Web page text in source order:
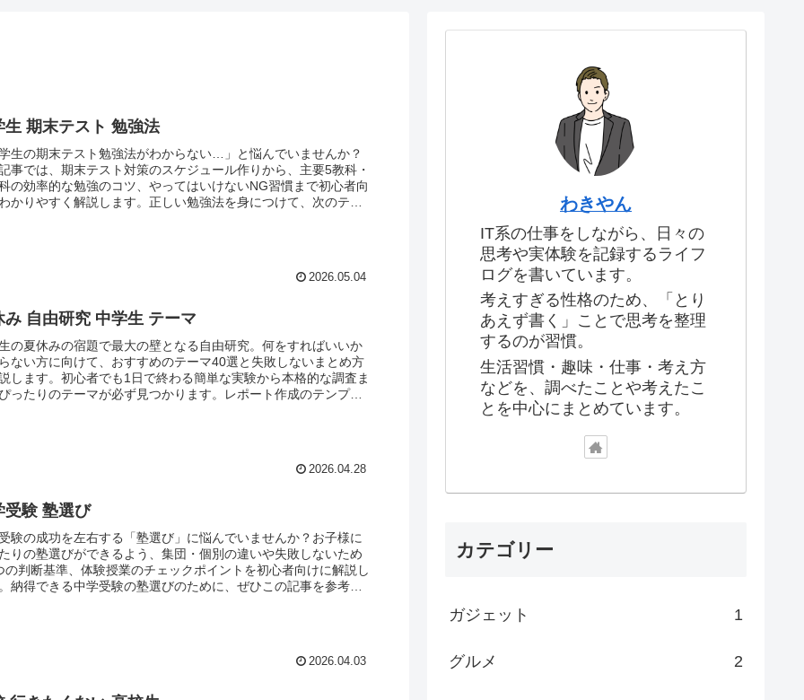
生 期末テスト 勉強法
学生の期末テスト勉強法がわからない…」と悩んでいませんか？
事では、期末テスト対策のスケジュール作りから、主要5教科・
の効率的な勉強のコツ、やってはいけないNG習慣まで初心者向
かりやすく解説します。正しい勉強法を身につけて、次のテス
2026.05.04
み 自由研究 中学生 テーマ
の夏休みの宿題で最大の壁となる自由研究。何をすればいいか
ない方に向けて、おすすめのテーマ40選と失敗しないまとめ方
します。初心者でも1日で終わる簡単な実験から本格的な調査ま
ったりのテーマが必ず見つかります。レポート作成のテンプレ
2026.04.28
受験 塾選び
験の成功を左右する「塾選び」に悩んでいませんか？お子様に
りの塾選びができるよう、集団・個別の違いや失敗しないため
の判断基準、体験授業のチェックポイントを初心者向けに解説し
納得できる中学受験の塾選びのために、ぜひこの記事を参考に
2026.04.03
わきやん
IT系の仕事をしながら、日々の
思考や実体験を記録するライフ
ログを書いています。
考えすぎる性格のため、「とり
あえず書く」ことで思考を整理
するのが習慣。
生活習慣・趣味・仕事・考え方
などを、調べたことや考えたこ
とを中心にまとめています。
カテゴリー
ガジェット 1
グルメ 2